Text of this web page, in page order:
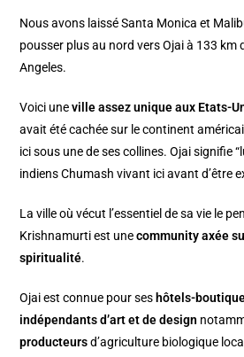
Nous avons laissé Santa Monica et
pousser plus au nord vers Ojai à 133 km
Angeles.
Voici uneville assez unique aux Etats-
avait été cachée sur le continent
ici sous une de ses collines. Ojai signifie
indiens Chumash vivant ici avant d’être
La ville où vécut l’essentiel de sa vie le
Krishnamurti est unecommunity axée
spiritualité.
Ojai est connue pour ses hôtels-
indépendants d’art et de design
producteursd’agriculture biologique